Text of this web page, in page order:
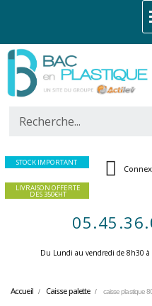
STOCK IMPORTANT
LIVRAISON OFFERTE
DES 350€HT
Du Lundi au vendredi de 8h30 à
Accueil Caisse palette caisse plastique